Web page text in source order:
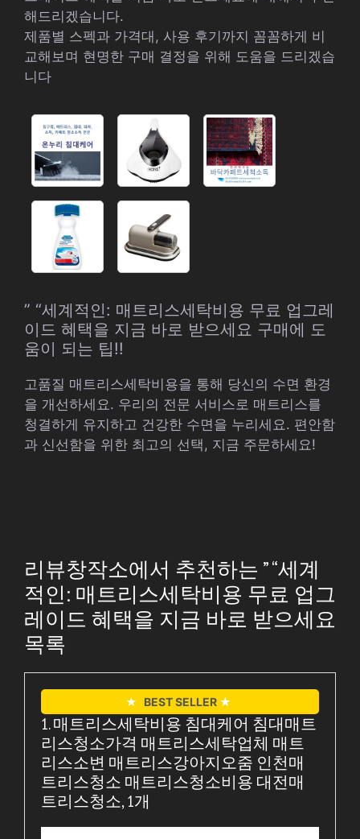
해드리겠습니다.
제품별 스펙과 가격대, 사용 후기까지 꼼꼼하게 비
교해보며 현명한 구매 결정을 위해 도움을 드리겠습
니다
” “세계적인: 매트리스세탁비용 무료 업그레
이드 혜택을 지금 바로 받으세요 구매에 도
움이 되는 팁!!
고품질 매트리스세탁비용을 통해 당신의 수면 환경
을 개선하세요. 우리의 전문 서비스로 매트리스를
청결하게 유지하고 건강한 수면을 누리세요. 편안함
과 신선함을 위한 최고의 선택, 지금 주문하세요!
리뷰창작소에서 추천하는 ” “세계
적인: 매트리스세탁비용 무료 업그
레이드 혜택을 지금 바로 받으세요
목록
★ BEST SELLER ★
1. 매트리스세탁비용 침대케어 침대매트
리스청소가격 매트리스세탁업체 매트
리스소변 매트리스강아지오줌 인천매
트리스청소 매트리스청소비용 대전매
트리스청소, 1개